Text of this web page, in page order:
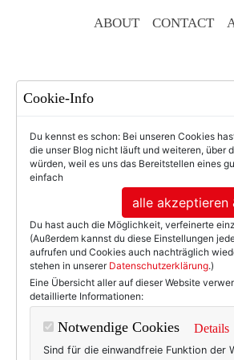
ABOUT CONTACT
Cookie-Info
Du kennst es schon: Bei unseren Cookies
die unser Blog nicht läuft und weiteren, über
würden, weil es uns das Bereitstellen eines
einfach
alle akzeptieren
Du hast auch die Möglichkeit, verfeinerte
(Außerdem kannst du diese Einstellungen
aufrufen und Cookies auch nachträglich
stehen in unserer Datenschutzerklärung.)
Eine Übersicht aller auf dieser Website
detaillierte Informationen:
Notwendige Cookies Details
Sind für die einwandfreie Funktion der